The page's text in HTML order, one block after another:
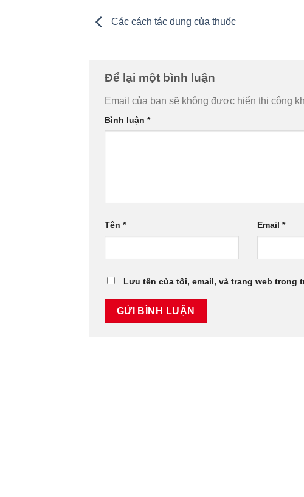
Các cách tác dụng của thuốc
Để lại một bình luận
Email của bạn sẽ không được hiển thị công
Bình luận *
Tên * Email *
Lưu tên của tôi, email, và trang web trong